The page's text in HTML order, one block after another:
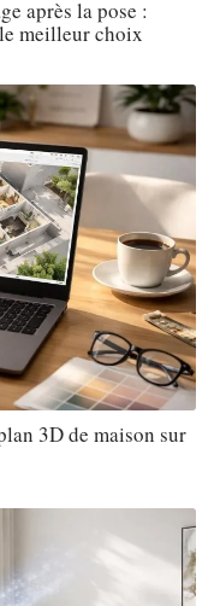
après la pose :
meilleur choix
3D de maison sur